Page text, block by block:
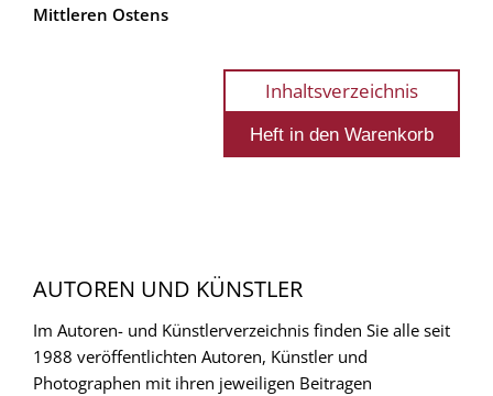
Mittleren Ostens
Inhaltsverzeichnis
AUTOREN UND KÜNSTLER
Im Autoren- und Künstlerverzeichnis finden Sie alle seit
1988 veröffentlichten Autoren, Künstler und
Photographen mit ihren jeweiligen Beitragen